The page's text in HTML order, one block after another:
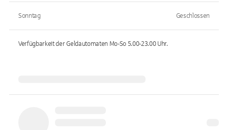
Sonntag Geschlossen
Verfügbarkeit der Geldautomaten Mo-So 5.00-23.00Uhr.